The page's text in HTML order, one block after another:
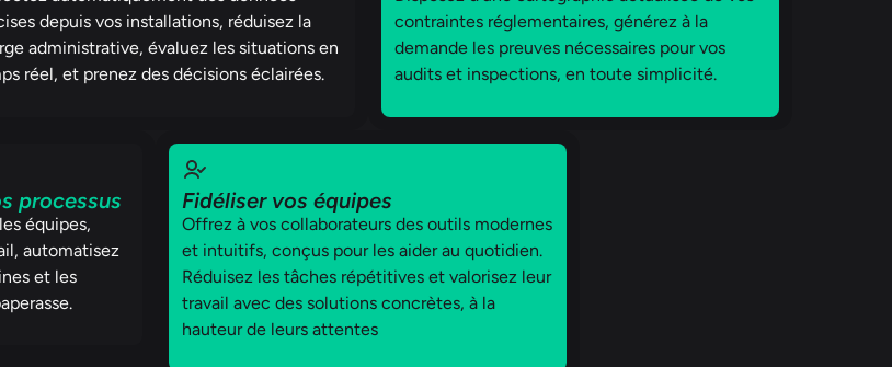
Fidéliser vos équipes
Offrez à vos collaborateurs des outils modernes
et intuitifs, conçus pour les aider au quotidien.
Réduisez les tâches répétitives et valorisez leur
travail avec des solutions concrètes, à la
hauteur de leurs attentes
depuis vos installations, réduisez la
administrative, évaluez les situations en
réel, et prenez des décisions éclairées.
processus
équipes,
automatisez
et les
contraintes réglementaires, générez à la
demande les preuves nécessaires pour vos
audits et inspections, en toute simplicité.